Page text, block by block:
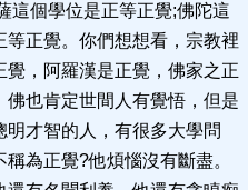
這個學位是正等正覺;佛陀這
正覺。你們想想看，宗教裡
，阿羅漢是正覺，佛家之正
也肯定世間人有覺悟，但是
才智的人，有很多大學問
為正覺?他煩惱沒有斷盡。